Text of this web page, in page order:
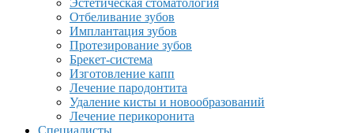
Эстетическая стоматология
Отбеливание зубов
Имплантация зубов
Протезирование зубов
Брекет-система
Изготовление капп
Лечение пародонтита
Удаление кисты и новообразований
Лечение перикоронита
Специалисты